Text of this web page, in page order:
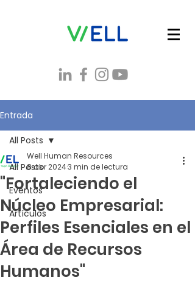
Entrada
All Posts
Eventos
Artículos
All Posts
"Fortaleciendo el
Núcleo Empresarial:
Perfiles Esenciales en el
Área de Recursos
Humanos"
Well Human Resources
8 abr 20243 min de lectura